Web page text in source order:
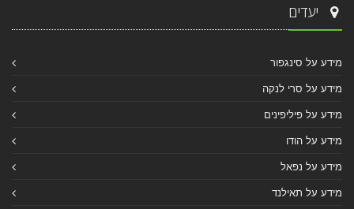
יעדים
מידע על סינגפור
מידע על סרי לנקה
מידע על פיליפינים
מידע על הודו
מידע על נפאל
מידע על תאילנד